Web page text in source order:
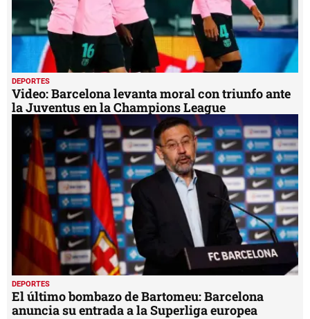
DEPORTES
Video: Barcelona levanta moral con triunfo ante
la Juventus en la Champions League
DEPORTES
El último bombazo de Bartomeu: Barcelona
anuncia su entrada a la Superliga europea